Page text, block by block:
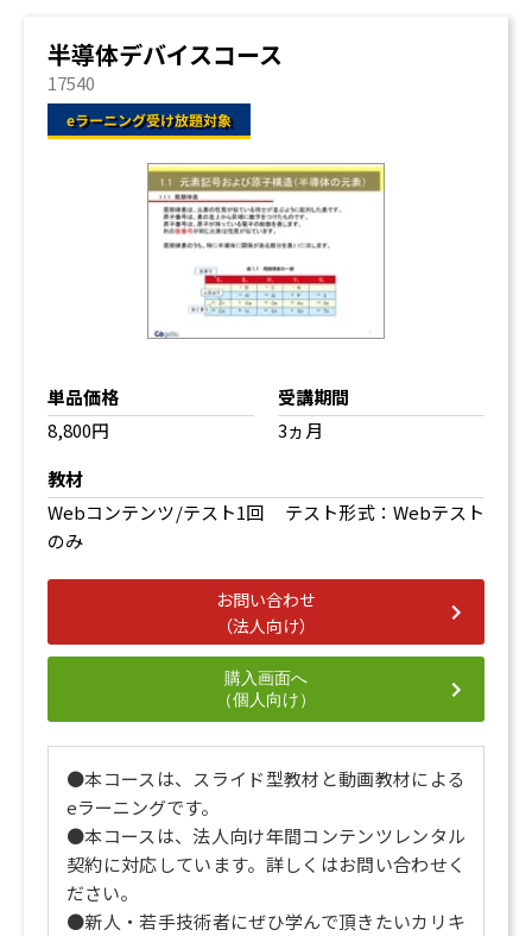
半導体デバイスコース
17540
単品価格
8,800円
受講期間
3ヵ月
教材
Webコンテンツ/テスト1回 テスト形式：Webテスト
のみ
お問い合わせ
（法人向け）
購入画面へ
（個人向け）
●本コースは、スライド型教材と動画教材による
eラーニングです。
●本コースは、法人向け年間コンテンツレンタル
契約に対応しています。詳しくはお問い合わせく
ださい。
●新人・若手技術者にぜひ学んで頂きたいカリキ